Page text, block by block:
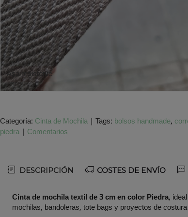
Asa resistente
Categoría: Cinta de Mochila| Tags: bolsos handmade
piedra | Comentarios
DESCRIPCIÓN COSTES DE ENVÍO
Cinta de mochila textil de 3 cm en color Piedra,
mochilas, bandoleras, tote bags y proyectos de